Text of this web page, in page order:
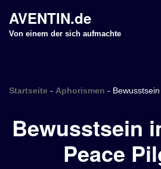
Z
n
AVENTIN.de
Von einem der sich aufmachte
Startseite - Aphorismen -
Bewusstsein
Peace